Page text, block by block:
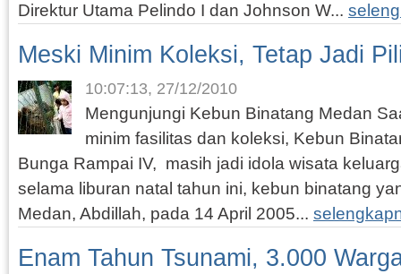
Direktur Utama Pelindo I dan Johnson W...
Meski Minim Koleksi, Tetap Jadi
10:07:13, 27/12/2010
Mengunjungi Kebun Binatang Medan
minim fasilitas dan koleksi, Kebun
Bunga Rampai IV, masih jadi idola wisata
selama liburan natal tahun ini, kebun binatang
Medan, Abdillah, pada 14 April 2005...
Enam Tahun Tsunami, 3.000